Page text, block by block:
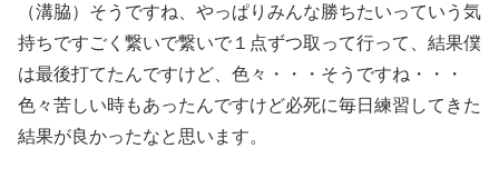
（溝脇）そうですね、やっぱりみんな勝ちたいっていう気
持ちですごく繋いで繋いで１点ずつ取って行って、結果僕
は最後打てたんですけど、色々・・・そうですね・・・
色々苦しい時もあったんですけど必死に毎日練習してきた
結果が良かったなと思います。